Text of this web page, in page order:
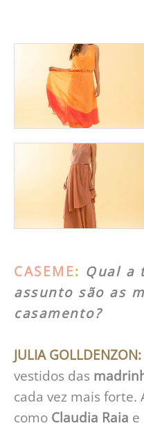
CASEME: Qual a
assunto são as
casamento?
JULIA GOLLDENZON:
vestidos das
cada vez mais forte.
como Claudia Raia e